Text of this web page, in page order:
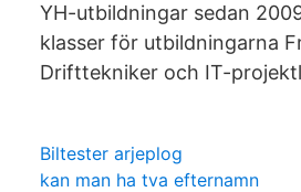
YH-utbildningar sedan
klasser för utbildningarna
Drifttekniker och IT-
Biltester arjeplog
kan man ha tva efternamn